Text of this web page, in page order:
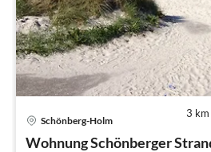
3 km
Schönberg-Holm
Wohnung Schönberger